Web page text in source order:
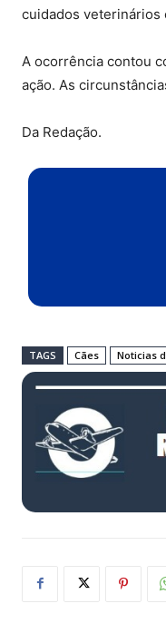
cuidados veterinários
A ocorrência contou
ação. As
Da Redação.
TAGS Cães Noticias